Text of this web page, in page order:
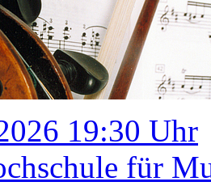
19:30 Uhr
für